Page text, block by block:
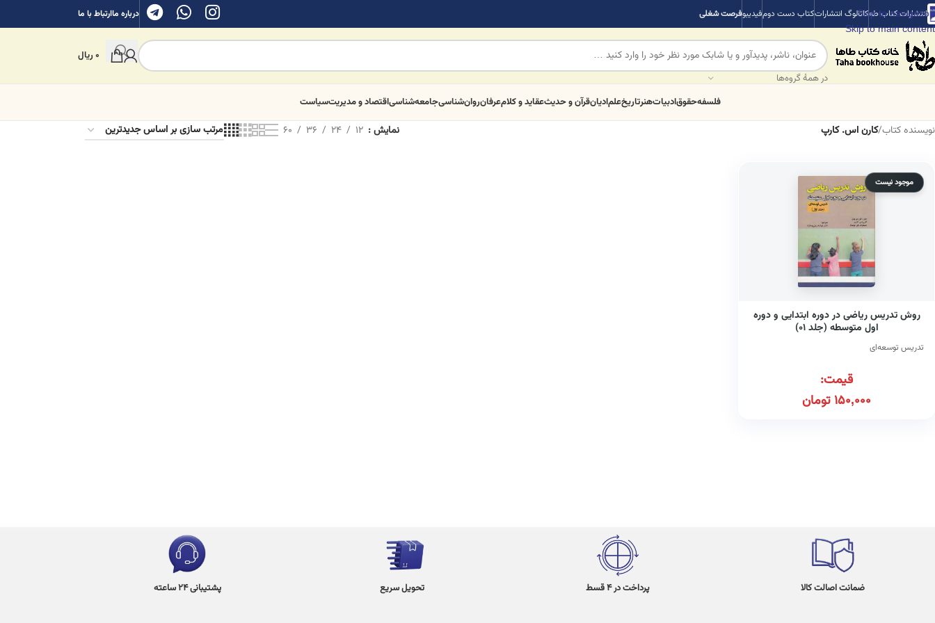
Skip to navigation
Skip to main content
انتشارات کتاب طهکاتالوگ انتشاراتکتاب دست دومفیدیبوفرصت شغلی درباره ماارتباط با ما
در همهٔ گروه‌ها
0ریال
فلسفهحقوقادبیاتهنرتاریخعلمادیانقرآن و حدیثعقاید و کلامعرفانروان‌شناسیجامعه‌شناسیاقتصاد و مدیریتسیاست
نویسنده کتاب/کارن اس. کارپ نمایش 12
24
36
60
موجود نیست
روش تدریس ریاضی در دوره ابتدایی و دوره
اول متوسطه (جلد ۰۱)
تدریس توسعه‌ای
قیمت:
150,000تومان
ضمانت اصالت کالا پرداخت در 4 قسط تحویل سریع پشتیبانی 24 ساعته